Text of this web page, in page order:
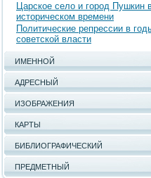
Царское село и город Пушкин
историческом времени
Политические репрессии в
советской власти
ИМЕННОЙ
АДРЕСНЫЙ
ИЗОБРАЖЕНИЯ
КАРТЫ
БИБЛИОГРАФИЧЕСКИЙ
ПРЕДМЕТНЫЙ